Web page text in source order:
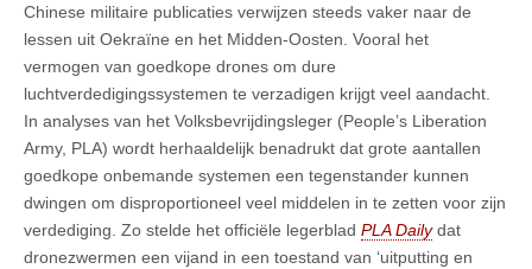
Chinese militaire publicaties verwijzen steeds vaker naar de
lessen uit Oekraïne en het Midden-Oosten. Vooral het
vermogen van goedkope drones om dure
luchtverdedigingssystemen te verzadigen krijgt veel aandacht.
In analyses van het Volksbevrijdingsleger (People’s Liberation
Army, PLA) wordt herhaaldelijk benadrukt dat grote aantallen
goedkope onbemande systemen een tegenstander kunnen
dwingen om disproportioneel veel middelen in te zetten voor zijn
verdediging. Zo stelde het officiële legerblad PLA Dailydat
dronezwermen een vijand in een toestand van ‘uitputting en